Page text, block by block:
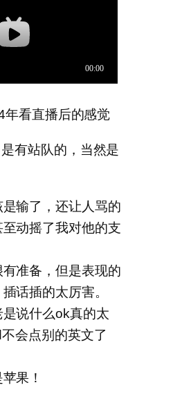
年看直播后的感觉
有站队的，当然是
输了，还让人骂的
动摇了我对他的支
准备，但是表现的
话插的太厉害。
说什么ok真的太
会点别的英文了
果！